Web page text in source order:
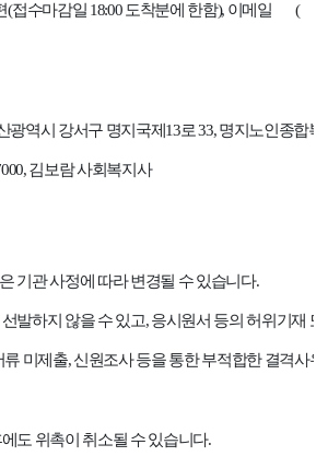
(접수마감일 18:00도착분에 한함), 이메일 (
광역시 강서구 명지국제 13로33,명지노인종합복
김보람 사회복지사
기관 사정에 따라 변경될 수 있습니다.
발하지 않을 수 있고,응시원서 등의 허위기재 또
류 미제출,신원조사 등을 통한 부적합한 결격사유
도 위촉이 취소될 수 있습니다.